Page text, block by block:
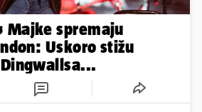
Majke spremaju
Uskoro stižu